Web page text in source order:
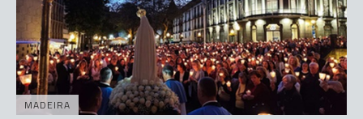
MADEIRA